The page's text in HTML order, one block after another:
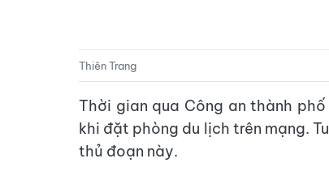
Thiên Trang
Thời gian qua Công an thành
khi đặt phòng du lịch trên mạng.
thủ đoạn này.